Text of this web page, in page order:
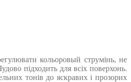
кольоровый струмінь, не
підходить для всіх поверхонь.
тонів до яскравих і прозорих